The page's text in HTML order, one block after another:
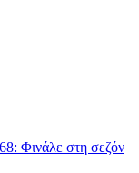
Φινάλε στη σεζόν